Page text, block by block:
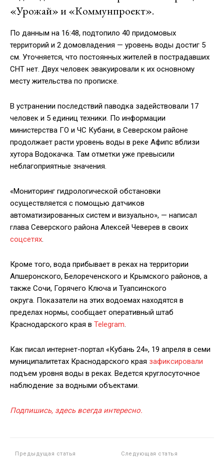
«Урожай» и «Коммунпроект».
По данным на 16:48, подтопило 40 придомовых
территорий и 2 домовладения — уровень воды достиг 5
см. Уточняется, что постоянных жителей в пострадавших
СНТ нет. Двух человек эвакуировали к их основному
месту жительства по прописке.
В устранении последствий паводка задействовали 17
человек и 5 единиц техники. По информации
министерства ГО и ЧС Кубани, в Северском районе
продолжает расти уровень воды в реке Афипс вблизи
хутора Водокачка. Там отметки уже превысили
неблагоприятные значения.
«Мониторинг гидрологической обстановки
осуществляется с помощью датчиков
автоматизированных систем и визуально», — написал
глава Северского района Алексей Чеверев в своих
соцсетях.
Кроме того, вода прибывает в реках на территории
Апшеронского, Белореченского и Крымского районов, а
также Сочи, Горячего Ключа и Туапсинского
округа. Показатели на этих водоемах находятся в
пределах нормы, сообщает оперативный штаб
Краснодарского края в Telegram.
Как писал интернет-портал «Кубань 24», 19 апреля в семи
муниципалитетах Краснодарского края зафиксировали
подъем уровня воды в реках. Ведется круглосуточное
наблюдение за водными объектами.
Подпишись, здесь всегда интересно.
Предыдущая статья Следующая статья